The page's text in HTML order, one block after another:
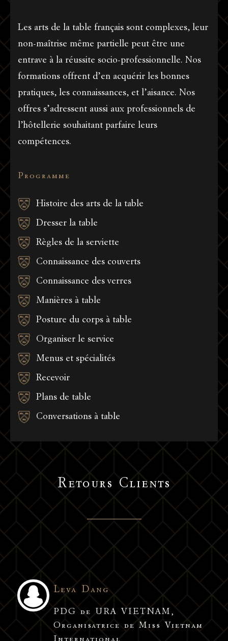
Les arts de la table français sont complexes, leur
non-maîtrise même partielle peut être une
entrave à la réussite socio-professionnelle. Nos
formations offrent d’en acquérir les bonnes
pratiques, les connaissances, et l’aisance. Nos
offres s’adressent aussi aux professionnels de
l’hôtellerie souhaitant parfaire leurs
compétences.
Programme
Histoire des arts de la table
Dresser la table
Règles de la serviette
Connaissance des couverts
Connaissance des verres
Manières à table
Posture du corps à table
Organiser le service
Menus et spécialités
Recevoir
Plans de table
Conversations à table
Retours Clients
Leva Dang
PDG de URA VIETNAM,
Organisatrice de Miss Vietnam